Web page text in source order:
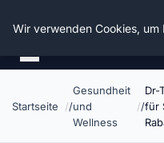
Die Schnitter
Startseite
Gesundheit
und
Wellness
Dr-
für
Wir verwenden Cookies,